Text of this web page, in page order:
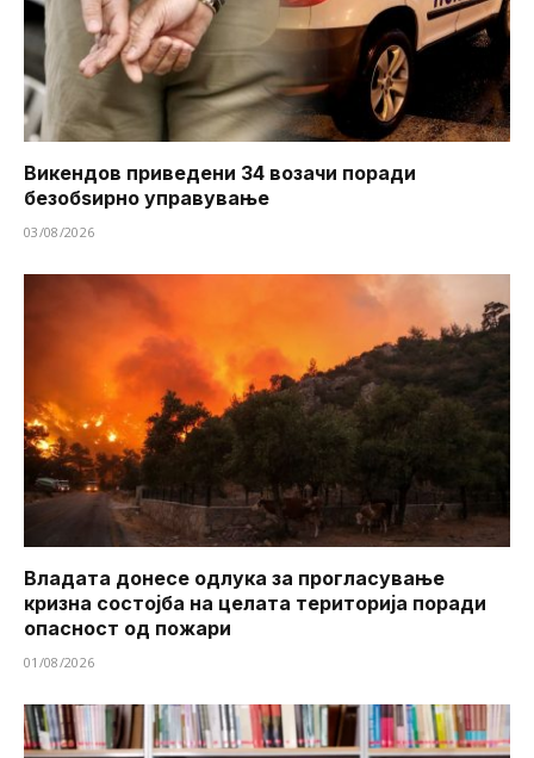
Викендов приведени 34 возачи поради
безобѕирно управување
03/08/2026
Владата донесе одлука за прогласување
кризна состојба на целата територија поради
опасност од пожари
01/08/2026